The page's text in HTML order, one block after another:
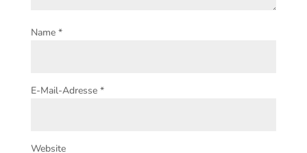
Name *
E-Mail-Adresse *
Website